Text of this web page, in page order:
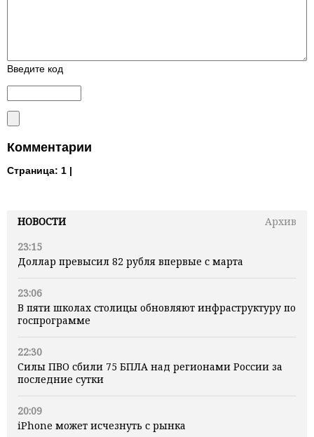
НОВОСТИ
Архив
23:15
Доллар превысил 82 рубля впервые с марта
23:06
В пяти школах столицы обновляют инфраструктуру по
госпрограмме
22:30
Силы ПВО сбили 75 БПЛА над регионами России за
последние сутки
20:09
iPhone может исчезнуть с рынка
Введите код
Комментарии
Страница: 1 |